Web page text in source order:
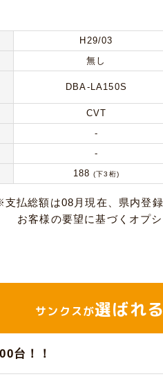
H29/03
無し
DBA-LA150S
CVT
-
-
188 (下3桁)
支払総額は08月現在、県内登
お客様の要望に基づくオプ
サンクスが選ばれる
台！！